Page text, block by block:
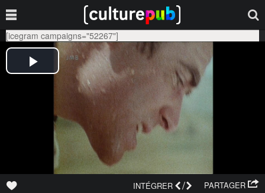
[icegram campaigns="52267"]
PARTAGER
INTÉGRER /